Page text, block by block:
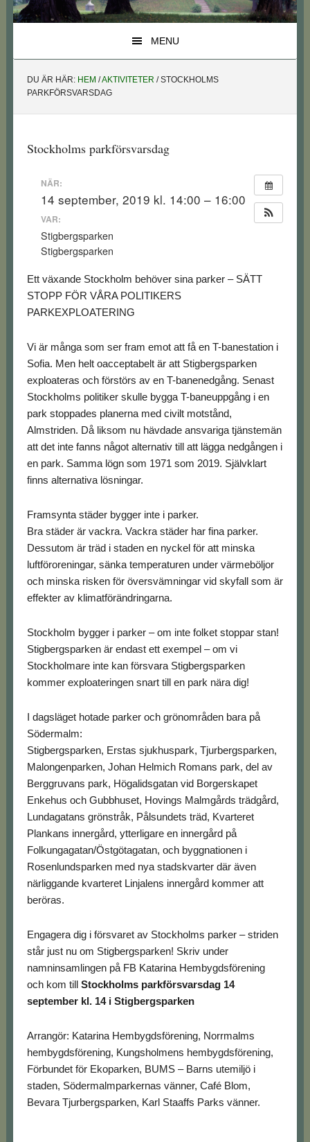
MENU
DU ÄR HÄR: HEM /AKTIVITETER /STOCKHOLMS
PARKFÖRSVARSDAG
Stockholms parkförsvarsdag
NÄR:
14 september, 2019 kl. 14:00 – 16:00
VAR:
Stigbergsparken
Stigbergsparken
Ett växande Stockholm behöver sina parker – SÄTT
STOPP FÖR VÅRA POLITIKERS
PARKEXPLOATERING
Vi är många som ser fram emot att få en T-banestation i
Sofia. Men helt oacceptabelt är att Stigbergsparken
exploateras och förstörs av en T-banenedgång. Senast
Stockholms politiker skulle bygga T-baneuppgång i en
park stoppades planerna med civilt motstånd,
Almstriden. Då liksom nu hävdade ansvariga tjänstemän
att det inte fanns något alternativ till att lägga nedgången i
en park. Samma lögn som 1971 som 2019. Självklart
finns alternativa lösningar.
Framsynta städer bygger inte i parker.
Bra städer är vackra. Vackra städer har fina parker.
Dessutom är träd i staden en nyckel för att minska
luftföroreningar, sänka temperaturen under värmeböljor
och minska risken för översvämningar vid skyfall som är
effekter av klimatförändringarna.
Stockholm bygger i parker – om inte folket stoppar stan!
Stigbergsparken är endast ett exempel – om vi
Stockholmare inte kan försvara Stigbergsparken
kommer exploateringen snart till en park nära dig!
I dagsläget hotade parker och grönområden bara på
Södermalm:
Stigbergsparken, Erstas sjukhuspark, Tjurbergsparken,
Malongenparken, Johan Helmich Romans park, del av
Berggruvans park, Högalidsgatan vid Borgerskapet
Enkehus och Gubbhuset, Hovings Malmgårds trädgård,
Lundagatans grönstråk, Pålsundets träd, Kvarteret
Plankans innergård, ytterligare en innergård på
Folkungagatan/Östgötagatan, och byggnationen i
Rosenlundsparken med nya stadskvarter där även
närliggande kvarteret Linjalens innergård kommer att
beröras.
Engagera dig i försvaret av Stockholms parker – striden
står just nu om Stigbergsparken! Skriv under
namninsamlingen på FB Katarina Hembygdsförening
och kom till Stockholms parkförsvarsdag 14
september kl. 14 i Stigbergsparken
Arrangör: Katarina Hembygdsförening, Norrmalms
hembygdsförening, Kungsholmens hembygdsförening,
Förbundet för Ekoparken, BUMS – Barns utemiljö i
staden, Södermalmparkernas vänner, Café Blom,
Bevara Tjurbergsparken, Karl Staaffs Parks vänner.